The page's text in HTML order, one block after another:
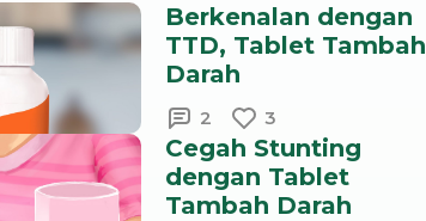
Berkenalan dengan
TTD, Tablet Tambah
Darah
2 3
Cegah Stunting
dengan Tablet
Tambah Darah